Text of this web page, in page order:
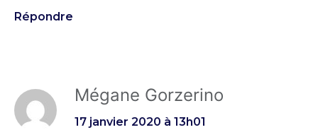
Répondre
Mégane Gorzerino
17 janvier 2020 à 13h01